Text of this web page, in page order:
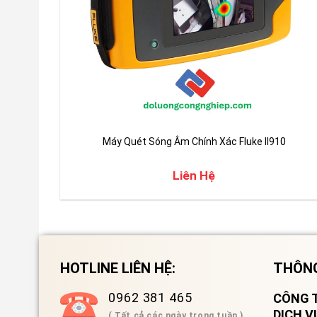
Máy Quét Sóng Âm Chính Xác Fluke II910
Liên Hệ
HOTLINE LIÊN HỆ:
0962 381 465
CÔNG